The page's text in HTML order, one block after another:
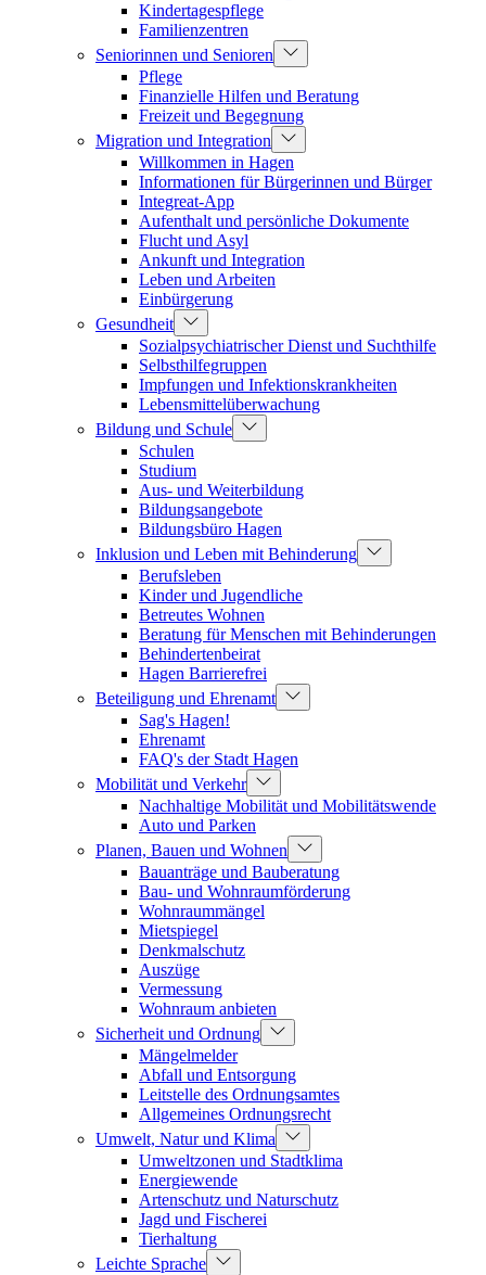
Kindertagespflege
Familienzentren
Seniorinnen und Senioren
Pflege
Finanzielle Hilfen und Beratung
Freizeit und Begegnung
Migration und Integration
Willkommen in Hagen
Informationen für Bürgerinnen und Bürger
Integreat-App
Aufenthalt und persönliche Dokumente
Flucht und Asyl
Ankunft und Integration
Leben und Arbeiten
Einbürgerung
Gesundheit
Sozialpsychiatrischer Dienst und Suchthilfe
Selbsthilfegruppen
Impfungen und Infektionskrankheiten
Lebensmittelüberwachung
Bildung und Schule
Schulen
Studium
Aus- und Weiterbildung
Bildungsangebote
Bildungsbüro Hagen
Inklusion und Leben mit Behinderung
Berufsleben
Kinder und Jugendliche
Betreutes Wohnen
Beratung für Menschen mit Behinderungen
Behindertenbeirat
Hagen Barrierefrei
Beteiligung und Ehrenamt
Sag's Hagen!
Ehrenamt
FAQ's der Stadt Hagen
Mobilität und Verkehr
Nachhaltige Mobilität und Mobilitätswende
Auto und Parken
Planen, Bauen und Wohnen
Bauanträge und Bauberatung
Bau- und Wohnraumförderung
Wohnraummängel
Mietspiegel
Denkmalschutz
Auszüge
Vermessung
Wohnraum anbieten
Sicherheit und Ordnung
Mängelmelder
Abfall und Entsorgung
Leitstelle des Ordnungsamtes
Allgemeines Ordnungsrecht
Umwelt, Natur und Klima
Umweltzonen und Stadtklima
Energiewende
Artenschutz und Naturschutz
Jagd und Fischerei
Tierhaltung
Leichte Sprache